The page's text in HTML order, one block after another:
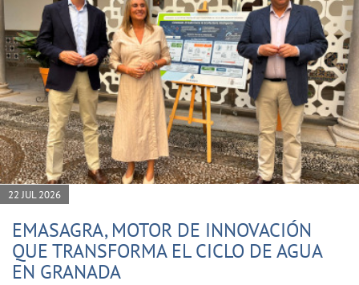
22 JUL 2026
EMASAGRA, MOTOR DE INNOVACIÓN
QUE TRANSFORMA EL CICLO DE AGUA
EN GRANADA